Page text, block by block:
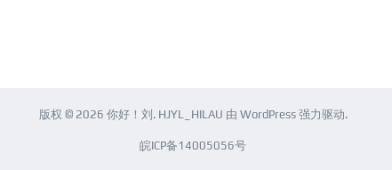
版权 © 2026 你好！刘 . HJYL_HILAU 由 WordPress强力驱动.
皖ICP备14005056号